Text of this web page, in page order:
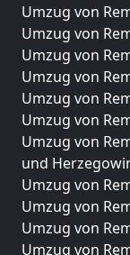
Umzug von
Umzug von
Umzug von
Umzug von
Umzug von
Umzug von
Umzug von
und
Umzug von
Umzug von
Umzug von
Umzug von